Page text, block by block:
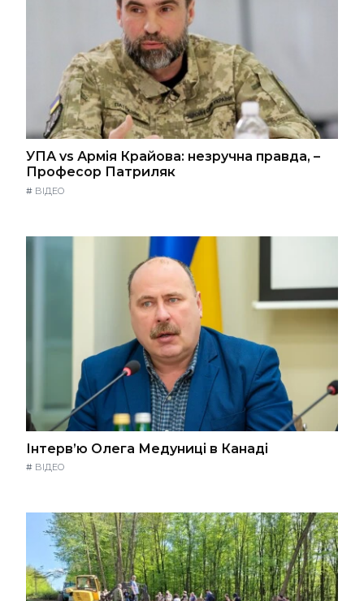
УПА vs Армія Крайова: незручна правда, –
Професор Патриляк
# ВІДЕО
Інтерв’ю Олега Медуниці в Канаді
# ВІДЕО